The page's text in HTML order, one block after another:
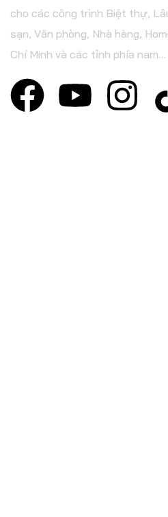
cho các công trình Biệt thự,
sạn, Văn phòng, Nhà hàng,
Chí Minh và các tỉnh phía nam…